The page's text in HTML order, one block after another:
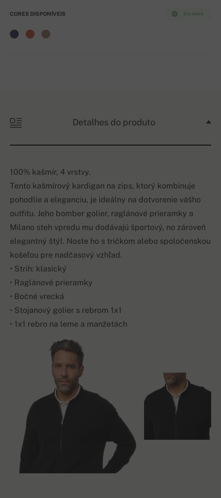
Em stock
CORES DISPONÍVEIS
Detalhes do produto
100% kašmír, 4 vrstvy.
Tento kašmírový kardigan na zips, ktorý kombinuje
pohodlie a eleganciu, je ideálny na dotvorenie vášho
outfitu. Jeho bomber golier, raglánové prieramky a
Milano steh vpredu mu dodávajú športový, no zároveň
elegantný štýl. Noste ho s tričkom alebo spoločenskou
košeľou pre nadčasový vzhľad.
• Strih: klasický
• Raglánové prieramky
• Bočné vrecká
• Stojanový golier s rebrom 1x1
• 1x1 rebro na leme a manžetách